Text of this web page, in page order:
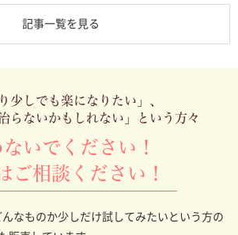
記事一覧を見る
少しでも楽になりたい」、
らないかもしれない」という方々
いでください！
ご相談ください！
なものか少しだけ試してみたいという方の